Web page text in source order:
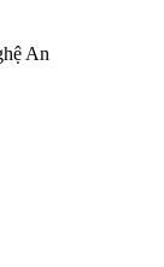
An